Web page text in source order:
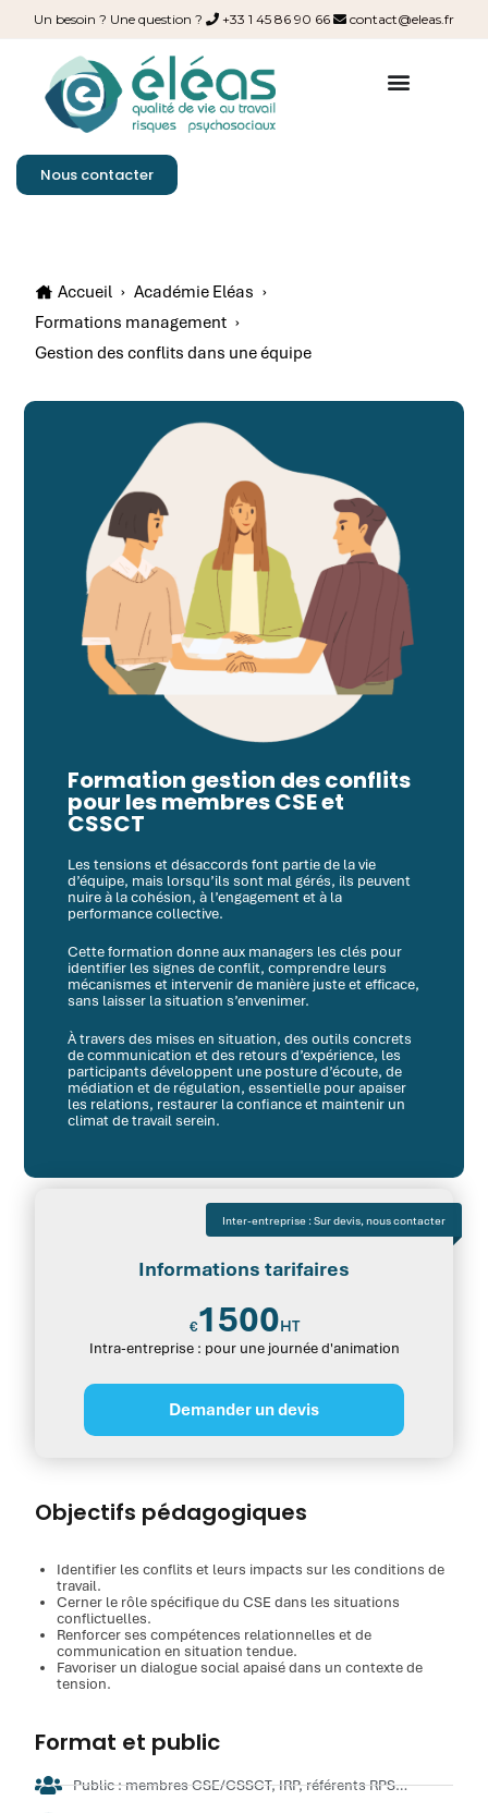
Un besoin ? Une question ? +33 1 45 86 90 66 contact@eleas.fr
Nous contacter
Accueil › Académie Eléas ›
Formations management ›
Gestion des conflits dans une équipe
Formation gestion des conflits
pour les membres CSE et
CSSCT
Les tensions et désaccords font partie de la vie
d’équipe, mais lorsqu’ils sont mal gérés, ils peuvent
nuire à la cohésion, à l’engagement et à la
performance collective.
Cette formation donne aux managers les clés pour
identifier les signes de conflit, comprendre leurs
mécanismes et intervenir de manière juste et efficace,
sans laisser la situation s’envenimer.
À travers des mises en situation, des outils concrets
de communication et des retours d’expérience, les
participants développent une posture d’écoute, de
médiation et de régulation, essentielle pour apaiser
les relations, restaurer la confiance et maintenir un
climat de travail serein.
Inter-entreprise : Sur devis, nous contacter
Informations tarifaires
€1500HT
Intra-entreprise : pour une journée d'animation
Demander un devis
Objectifs pédagogiques
Identifier les conflits et leurs impacts sur les conditions de
travail.
Cerner le rôle spécifique du CSE dans les situations
conflictuelles.
Renforcer ses compétences relationnelles et de
communication en situation tendue.
Favoriser un dialogue social apaisé dans un contexte de
tension.
Format et public
Public : membres CSE/CSSCT, IRP, référents RPS…